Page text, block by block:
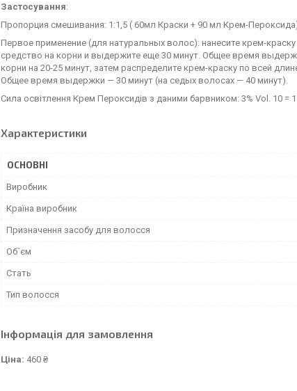
Застосування:
Пропорция смешивания: 1:1,5 ( 60мл Краски + 90 мл Крем-
Первое применение (для натуральных волос): нанесите крем-
средство на корни и выдержите еще 30 минут. Общее время
корни на 20-25 минут, затем распределите крем-краску по всей
Общее время выдержки — 30 минут (на седых волосах — 40 минут).
Сила освітлення Крем Пероксидів з даними барвником: 3% Vol. 10 =
Характеристики
ОСНОВНІ
Виробник
Країна виробник
Призначення засобу для волосся
Об`єм
Стать
Тип волосся
Інформація для замовлення
Ціна: 460 ₴